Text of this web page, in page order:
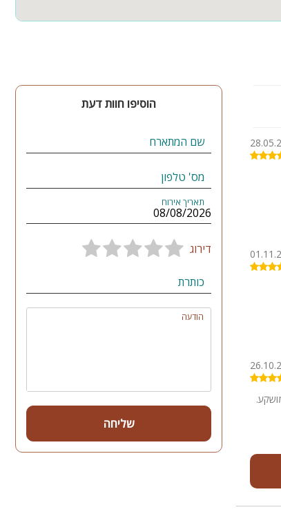
הוסיפו חוות דעת
שם המתארח
מס' טלפון
תאריך אירוח
דירוג
כותרת
הודעה
שליחה